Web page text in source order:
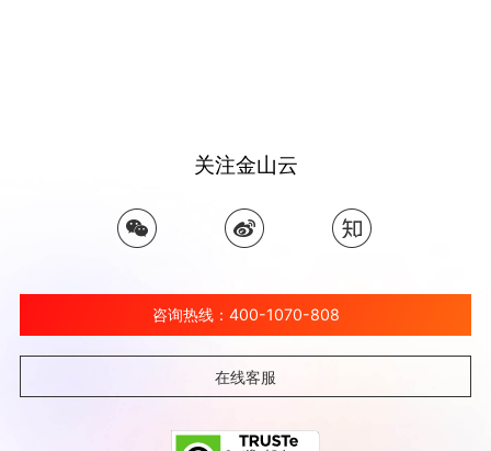
关注金山云
咨询热线：400-1070-808
在线客服